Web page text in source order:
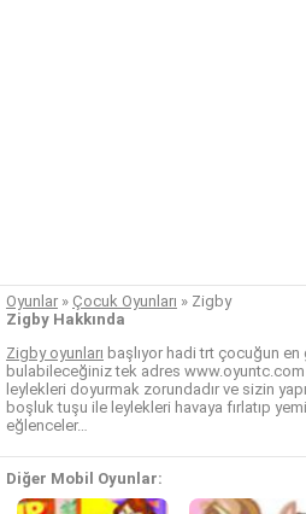
Oyunlar » Çocuk Oyunları » Zigby
Zigby Hakkında
Zigby oyunları başlıyor hadi trt çocuğun en
bulabileceğiniz tek adres
leylekleri doyurmak zorundadır ve sizin
boşluk tuşu ile leylekleri havaya fırlatıp
eğlenceler…
Diğer Mobil Oyunlar: